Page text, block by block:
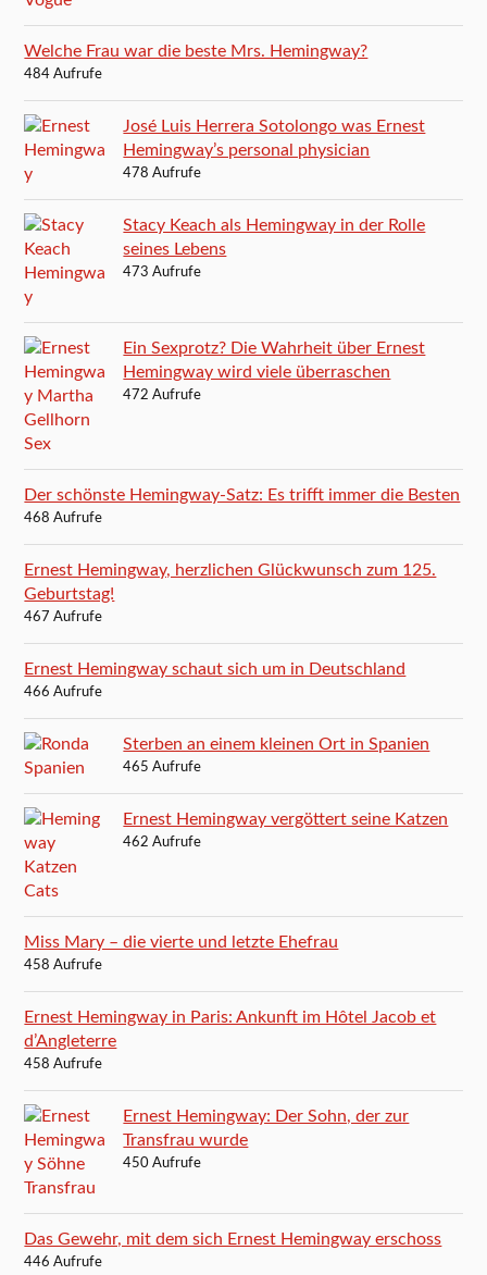
Welche Frau war die beste Mrs. Hemingway?
484 Aufrufe
José Luis Herrera Sotolongo was Ernest
Hemingway’s personal physician
478 Aufrufe
Stacy Keach als Hemingway in der Rolle
seines Lebens
473 Aufrufe
Ein Sexprotz? Die Wahrheit über Ernest
Hemingway wird viele überraschen
472 Aufrufe
Der schönste Hemingway-Satz: Es trifft immer die Besten
468 Aufrufe
Ernest Hemingway, herzlichen Glückwunsch zum 125.
Geburtstag!
467 Aufrufe
Ernest Hemingway schaut sich um in Deutschland
466 Aufrufe
Sterben an einem kleinen Ort in Spanien
465 Aufrufe
Ernest Hemingway vergöttert seine Katzen
462 Aufrufe
Miss Mary – die vierte und letzte Ehefrau
458 Aufrufe
Ernest Hemingway in Paris: Ankunft im Hôtel Jacob et
d’Angleterre
458 Aufrufe
Ernest Hemingway: Der Sohn, der zur
Transfrau wurde
450 Aufrufe
Das Gewehr, mit dem sich Ernest Hemingway erschoss
446 Aufrufe